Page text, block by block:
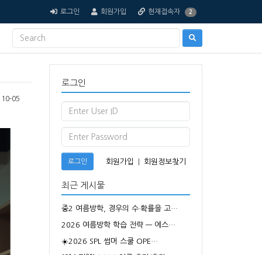
로그인 회원가입 현재접속자 2
05
로그인
로그인 회원가입 회원정보찾기
최근 게시물
중2 여름방학, 경우의 수·확률을 고…
2026 여름방학 학습 전략 — 에스…
☀️2026 SPL 썸머 스쿨 OPE…